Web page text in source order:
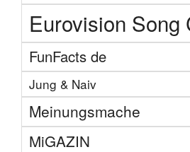
Eurovision Song
FunFacts de
Jung & Naiv
Meinungsmache
MiGAZIN